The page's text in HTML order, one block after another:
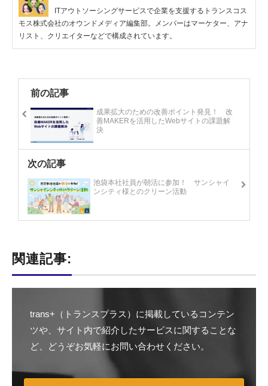
ITアウトソーシングサービスで企業を支援するトランスコス
モス株式会社のオウンドメディア編集部。メンバーはマーケター、アナ
リスト、クリエイターなどで構成されています。
前の記事
成果拡大のための改善ポイント発見！ 改
善MAKERを活用したWebサイトの課題解
決
次の記事
池袋本社社員が朝活に参加！ サンシャイ
ンシティ様とのクリーン活動
関連記事:
trans+（トランスプラス）に掲載しているコンテン
ツや、サイト内で紹介したサービスに関することな
ど、どうぞお気軽にお問い合わせください。